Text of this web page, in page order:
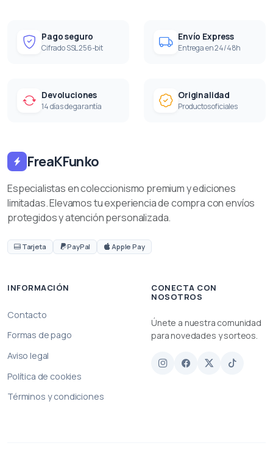
Pago seguro
Cifrado SSL 256-bit
Envío Express
Entrega en 24/48h
Devoluciones
14 días de garantía
Originalidad
Productos oficiales
FreaKFunko
Especialistas en coleccionismo premium y ediciones
limitadas. Elevamos tu experiencia de compra con envíos
protegidos y atención personalizada.
Tarjeta PayPal Apple Pay
INFORMACIÓN
Contacto
Formas de pago
Aviso legal
Política de cookies
Términos y condiciones
CONECTA CON
NOSOTROS
Únete a nuestra comunidad
para novedades y sorteos.